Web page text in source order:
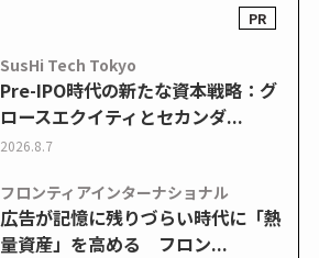
SusHi Tech Tokyo
Pre-IPO時代の新たな資本戦略：グ
ロースエクイティとセカンダ...
2026.8.7
フロンティアインターナショナル
広告が記憶に残りづらい時代に「熱
量資産」を高める フロン...